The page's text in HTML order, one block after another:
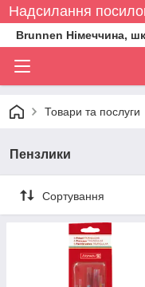
Надсилання
Brunnen Німеччина,
Товари та послуги
Пензлики
Сортування